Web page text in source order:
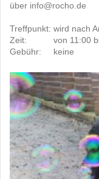
über info@rocho.de
Treffpunkt: wird nach
Zeit: von 11:00 bis
Gebühr: keine